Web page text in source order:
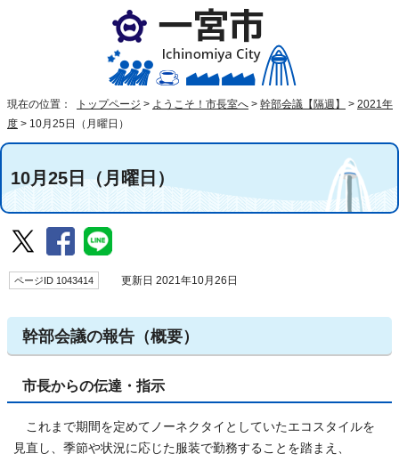
現在の位置： トップページ > ようこそ！市長室へ > 幹部会議【隔週】 > 2021年
度 > 10月25日（月曜日）
10月25日（月曜日）
ページID 1043414 更新日 2021年10月26日
幹部会議の報告（概要）
市長からの伝達・指示
これまで期間を定めてノーネクタイとしていたエコスタイルを
見直し、季節や状況に応じた服装で勤務することを踏まえ、